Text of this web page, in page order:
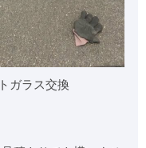
ガラス交換